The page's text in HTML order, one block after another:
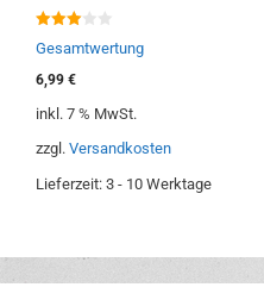
von 5
Gesamtwertung
6,99 €
inkl. 7 % MwSt.
zzgl. Versandkosten
Lieferzeit: 3 - 10 Werktage